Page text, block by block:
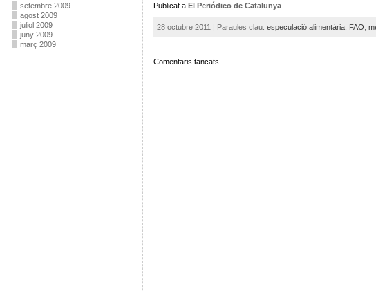
setembre 2009
agost 2009
juliol 2009
juny 2009
març 2009
Publicat a El Periódico de Catalunya
28 octubre 2011 | Paraules clau: especulació alimentària, FAO
Comentaris tancats.